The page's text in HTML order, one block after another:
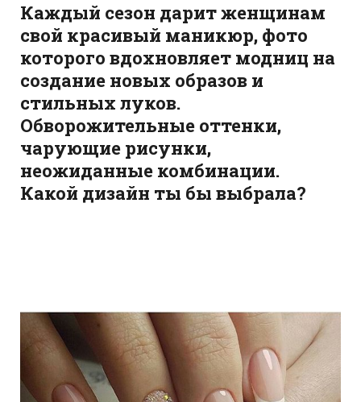
Каждый сезон дарит женщинам
свой красивый маникюр, фото
которого вдохновляет модниц на
создание новых образов и
стильных луков.
Обворожительные оттенки,
чарующие рисунки,
неожиданные комбинации.
Какой дизайн ты бы выбрала?